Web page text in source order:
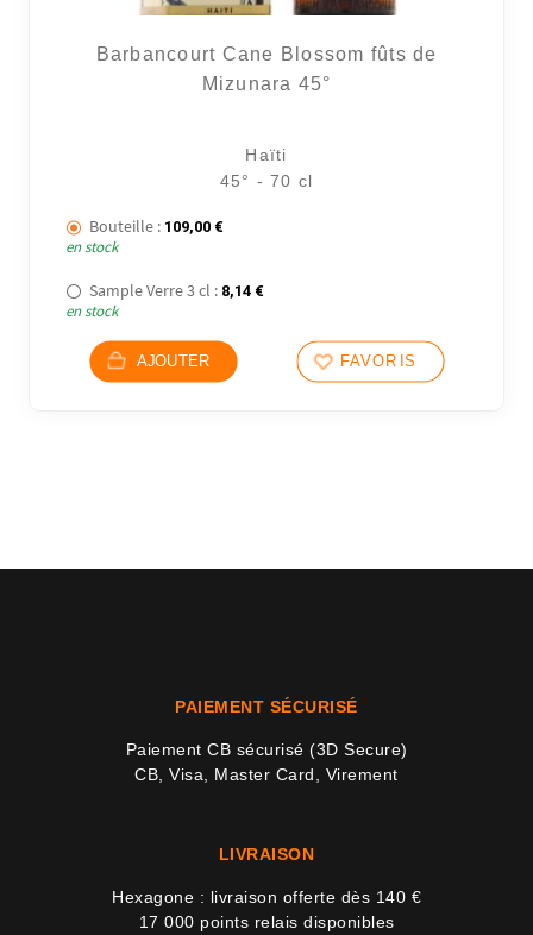
Barbancourt Cane Blossom fûts de
Mizunara 45°
Haïti
45° - 70 cl
Bouteille : 109,00 €
en stock
Sample Verre 3 cl : 8,14 €
en stock
AJOUTER FAVORIS
PAIEMENT SÉCURISÉ
Paiement CB sécurisé (3D Secure)
CB, Visa, Master Card, Virement
LIVRAISON
Hexagone : livraison offerte dès 140 €
17 000 points relais disponibles